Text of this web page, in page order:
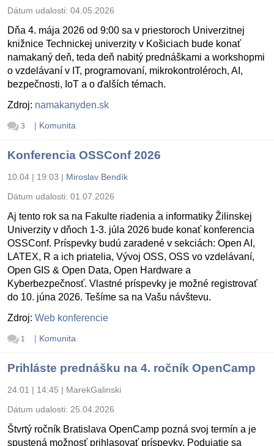
Dátum udalosti: 04.05.2026
Dňa 4. mája 2026 od 9:00 sa v priestoroch Univerzitnej
knižnice Technickej univerzity v Košiciach bude konať
namakaný deň, teda deň nabitý prednáškami a workshopmi
o vzdelávaní v IT, programovaní, mikrokontroléroch, AI,
bezpečnosti, IoT a o ďalších témach.
Zdroj: namakanyden.sk
3 | Komunita
Konferencia OSSConf 2026
10.04 | 19:03 | Miroslav Bendík
Dátum udalosti: 01.07.2026
Aj tento rok sa na Fakulte riadenia a informatiky Žilinskej
Univerzity v dňoch 1-3. júla 2026 bude konať konferencia
OSSConf. Príspevky budú zaradené v sekciách: Open AI,
LATEX, R a ich priatelia, Vývoj OSS, OSS vo vzdelávaní,
Open GIS & Open Data, Open Hardware a
Kyberbezpečnosť. Vlastné príspevky je možné registrovať
do 10. júna 2026. Tešíme sa na Vašu návštevu.
Zdroj: Web konferencie
1 | Komunita
Prihláste prednášku na 4. ročník OpenCamp
24.01 | 14:45 | MarekGalinski
Dátum udalosti: 25.04.2026
Štvrtý ročník Bratislava OpenCamp pozná svoj termín a je
spustená možnosť prihlasovať príspevky. Podujatie sa